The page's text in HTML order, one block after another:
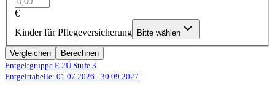
€
Kinder für Pflegeversicherung
Bitte wählen
Vergleichen
Berechnen
Entgeltgruppe E 2Ü Stufe 3
Entgelttabelle: 01.07.2026 - 30.09.2027